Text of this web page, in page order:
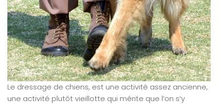
Le dressage de chiens, est une activité assez ancienne,
une activité plutôt vieillotte qui mérite que l’on s’y